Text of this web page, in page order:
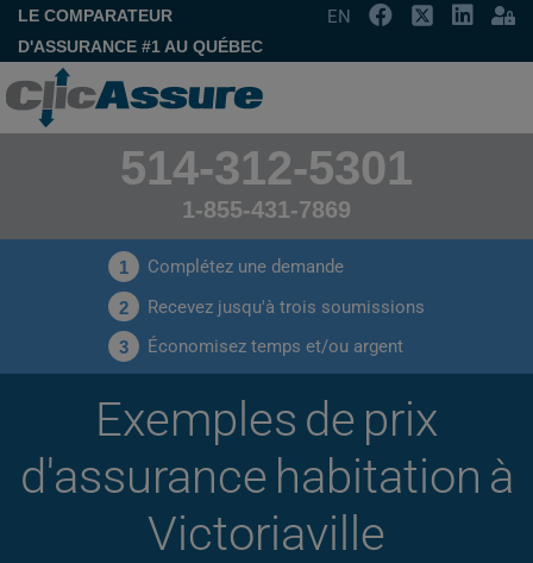
LE COMPARATEUR
D'ASSURANCE #1 AU QUÉBEC
EN
514-312-5301
1-855-431-7869
1 Complétez une demande
2 Recevez jusqu'à trois soumissions
3 Économisez temps et/ou argent
Exemples de prix
d'assurance habitation à
Victoriaville